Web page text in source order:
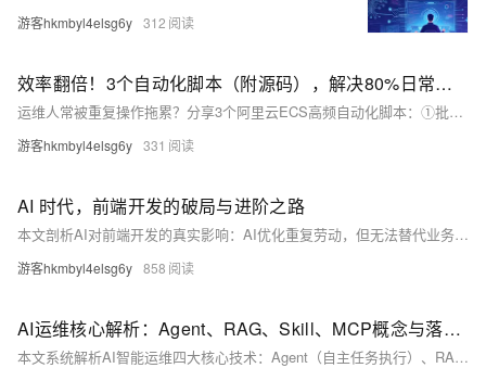
游客hkmbyl4elsg6y 312
效率翻倍！3个自动化脚本（附源码），解决80%日常重复工作
运维人常被重复操作拖累？分享3个阿里云ECS高频自动化脚本：①批量巡检（CPU/内存/磁盘告警）；②日志自动清理（7天+定时执行）；③Python批量重启服务（基于阿里云SDK）。均经生产验证，轻量易用、开箱即用，助你释放80%重复劳力！
游客hkmbyl4elsg6y 331
AI 时代，前端开发的破局与进阶之路
本文剖析AI对前端开发的真实影响：AI优化重复劳动，但无法替代业务理解、架构设计与工程能力。文章指出行业正向全栈化、工程化、专业化演进，并提供三条可落地的成长路径——业务型、架构型、全栈型前端发展路线，助力开发者破除焦虑、构建AI难替代的核心竞争力。
游客hkmbyl4elsg6y 858
AI运维核心解析：Agent、RAG、Skill、MCP概念与落地方法
本文系统解析AI智能运维四大核心技术：Agent（自主任务执行）、RAG（检索增强防幻觉）、Skill（实操能力接口）、MCP（多智能体协同协议），结合运维监控、故障排查等真实场景，提供从原理差异到落地四步法的完整实践路径，助力企业构建可闭环、可协同、可演进的智能运维体系。